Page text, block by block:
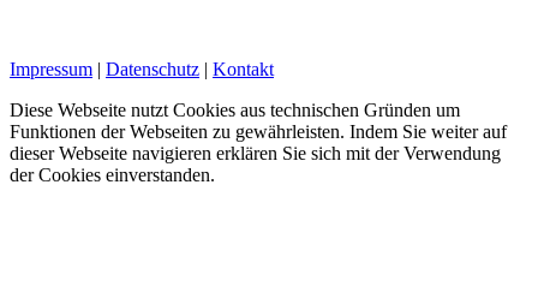
Impressum | Datenschutz | Kontakt
Diese Webseite nutzt Cookies aus technischen Gründen um
Funktionen der Webseiten zu gewährleisten. Indem Sie weiter auf
dieser Webseite navigieren erklären Sie sich mit der Verwendung
der Cookies einverstanden.